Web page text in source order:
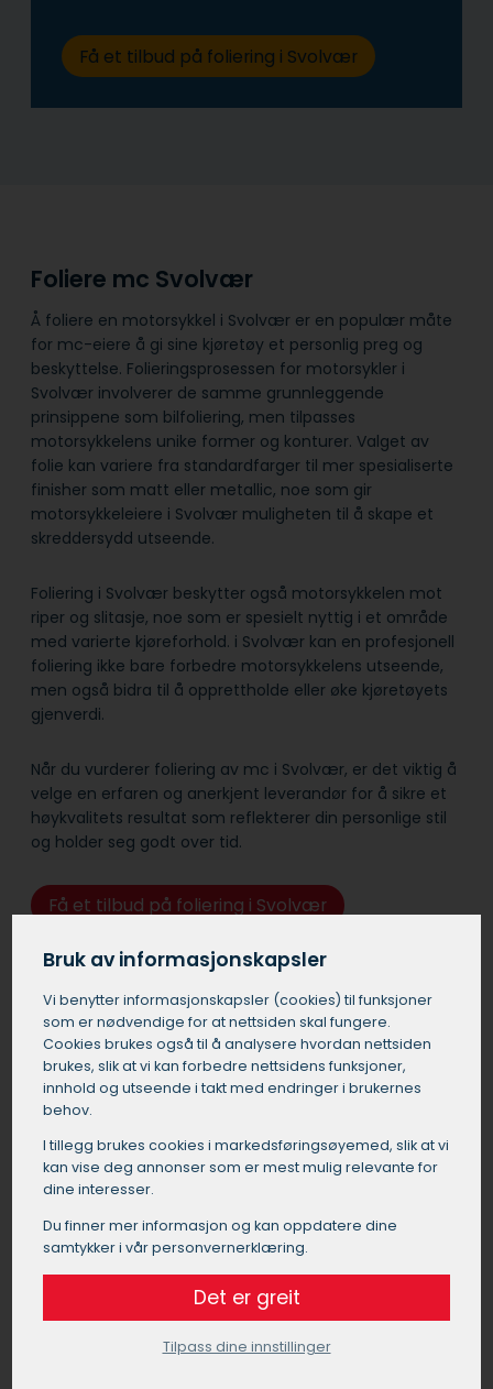
Få et tilbud på foliering i Svolvær
Foliere mc Svolvær
Å foliere en motorsykkel i Svolvær er en populær måte
for mc-eiere å gi sine kjøretøy et personlig preg og
beskyttelse. Folieringsprosessen for motorsykler i
Svolvær involverer de samme grunnleggende
prinsippene som bilfoliering, men tilpasses
motorsykkelens unike former og konturer. Valget av
folie kan variere fra standardfarger til mer spesialiserte
finisher som matt eller metallic, noe som gir
motorsykkeleiere i Svolvær muligheten til å skape et
skreddersydd utseende.
Foliering i Svolvær beskytter også motorsykkelen mot
riper og slitasje, noe som er spesielt nyttig i et område
med varierte kjøreforhold. i Svolvær kan en profesjonell
foliering ikke bare forbedre motorsykkelens utseende,
men også bidra til å opprettholde eller øke kjøretøyets
gjenverdi.
Når du vurderer foliering av mc i Svolvær, er det viktig å
velge en erfaren og anerkjent leverandør for å sikre et
høykvalitets resultat som reflekterer din personlige stil
og holder seg godt over tid.
Få et tilbud på foliering i Svolvær
Bruk av informasjonskapsler
Vi benytter informasjons­kapsler (cookies) til funksjoner
som er nødvendige for at nettsiden skal fungere.
Cookies brukes også til å analysere hvordan nettsiden
brukes, slik at vi kan forbedre nettsidens funksjoner,
innhold og utseende i takt med endringer i brukernes
behov.
I tillegg brukes cookies i markedsførings­øyemed, slik at vi
kan vise deg annonser som er mest mulig relevante for
dine interesser.
Du finner mer informasjon og kan oppdatere dine
samtykker i vår personvernerklæring.
Det er greit
Tilpass dine innstillinger